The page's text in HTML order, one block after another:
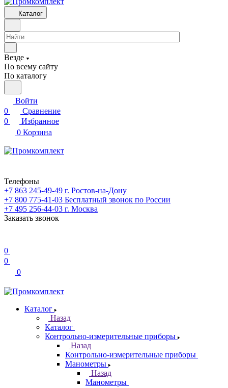
Каталог
Везде
По всему сайту
По каталогу
Войти
0
Сравнение
0
Избранное
0 Корзина
Телефоны
+7 863 245-49-49 г. Ростов-на-Дону
+7 800 775-41-03 Бесплатный звонок по России
+7 495 256-44-03 г. Москва
Заказать звонок
0
0
0
Каталог
Назад
Каталог
Контрольно-измерительные приборы
Назад
Контрольно-измерительные приборы
Манометры
Назад
Манометры